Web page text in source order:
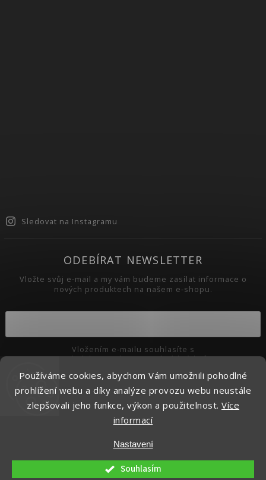
Používáme cookies, abychom Vám umožnili pohodlné
prohlížení webu a díky analýze provozu webu neustále
zlepšovali jeho funkce, výkon a použitelnost. Více
informací
Nastavení
Souhlasím
Sledovat na Instagramu
ODEBÍRAT NEWSLETTER
Vložte svůj e-mail a my vám budeme zasílat informace o
nových produktech na našem e-shopu.
podmínkami ochrany osobních údajů
Přihlásit se
Upravit nastavení cookies
Shoptet| Design